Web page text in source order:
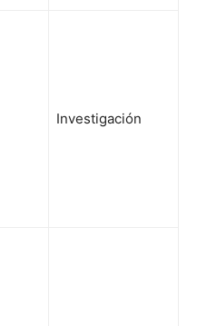
Investigación